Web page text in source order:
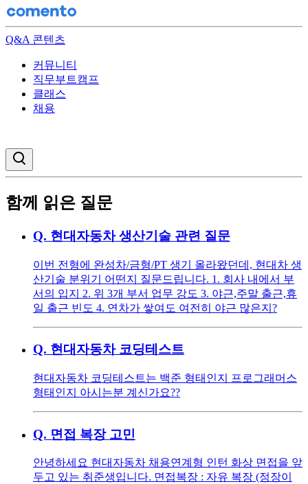
Q&A 콘텐츠
커뮤니티
직무부트캠프
클래스
채용
함께 읽은 질문
Q. 현대자동차 생산기술 관련 질문
이번 전형에 완성차/금형/PT 생기 올라왔던데, 현대차 생
산기술 분위기 어떤지 질문드립니다. 1. 회사 내에서 부
서의 입지 2. 위 3개 부서 업무 강도 3. 야근,주말 출근,휴
일 출근 빈도 4. 연차가 쌓여도 여전히 야근 많은지?
Q. 현대자동차 코딩테스트
현대자동차 코딩테스트는 백준 형태인지 프로그래머스
형태인지 아시는분 계신가요??
Q. 면접 복장 고민
안녕하세요 현대자동차 채용연계형 인턴 화상 면접을 앞
두고 있는 취준생입니다. 면접복장 : 자유 복장 (정장이